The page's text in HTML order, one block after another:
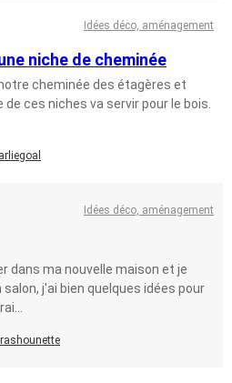
Idées déco, aménagement
niche de cheminée
cheminée des étagères et
ces niches va servir pour le bois.
Idées déco, aménagement
dans ma nouvelle maison et je
j'ai bien quelques idées pour